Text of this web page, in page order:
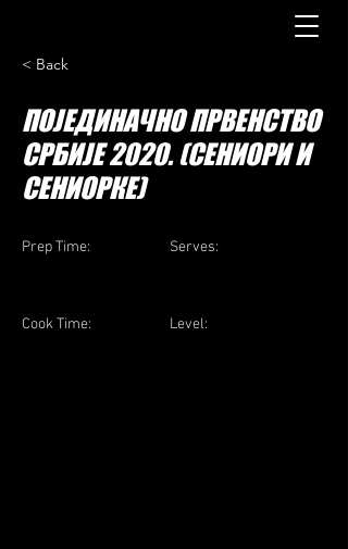
< Back
ПОЈЕДИНАЧНО ПРВЕНСТВО
СРБИЈЕ 2020. (СЕНИОРИ И
СЕНИОРКЕ)
Prep Time:
Cook Time:
Serves:
Level: